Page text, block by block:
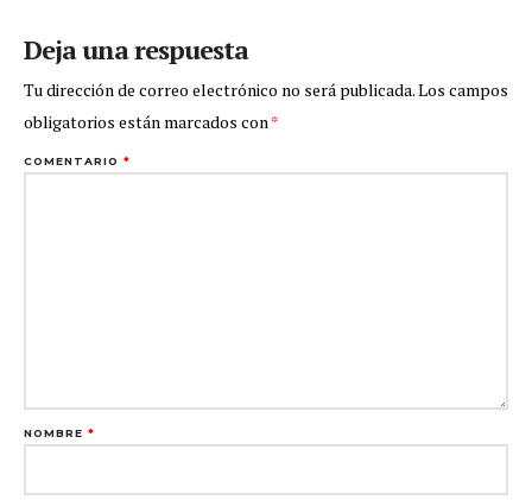
Deja una respuesta
Tu dirección de correo electrónico no será publicada.Los campos
obligatorios están marcados con*
COMENTARIO *
NOMBRE *